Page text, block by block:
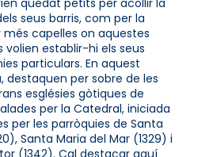
seus barris, com per la
capelles on aquestes
volien establir-hi els seus
particulars. En aquest
destaquen per sobre de les
esglésies gòtiques de
per la Catedral, iniciada
per les parròquies de Santa
Santa Maria del Mar (1329) i
(1342). Cal destacar aquí